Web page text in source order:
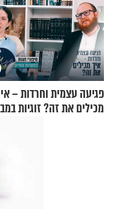
פגיעה עצמית וחרדות –
מכילים את זה? זוגיות